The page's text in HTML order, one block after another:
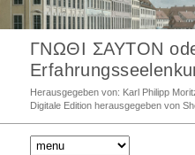
ΓΝΩΘΙ ΣΑΥΤΟΝ
Herausgegeben von: Karl Philipp
Digitale Edition herausgegeben von